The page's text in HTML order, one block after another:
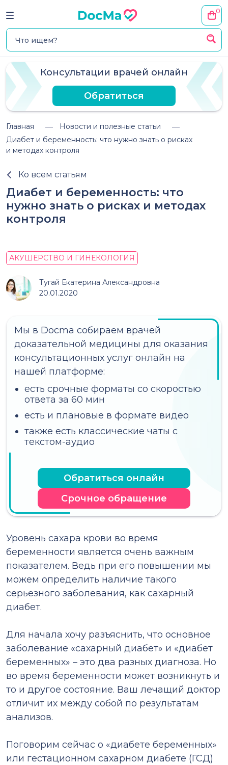
0
Консультации врачей онлайн
Обратиться
Главная
Новости и полезные статьи
Диабет и беременность: что нужно знать о рисках
и методах контроля
Ко всем статьям
Диабет и беременность: что
нужно знать о рисках и методах
контроля
АКУШЕРСТВО И ГИНЕКОЛОГИЯ
Тугай Екатерина Александровна
20.01.2020
Мы в Docma собираем врачей
доказательной медицины для оказания
консультационных услуг онлайн на
нашей платформе:
есть срочные форматы со скоростью
ответа за 60 мин
есть и плановые в формате видео
также есть классические чаты с
текстом-аудио
Обратиться онлайн
Срочное обращение
Уровень сахара крови во время
беременности является очень важным
показателем. Ведь при его повышении мы
можем определить наличие такого
серьезного заболевания, как сахарный
диабет.
Для начала хочу разъяснить, что основное
заболевание «сахарный диабет» и «диабет
беременных» – это два разных диагноза. Но
во время беременности может возникнуть и
то и другое состояние. Ваш лечащий доктор
отличит их между собой по результатам
анализов.
Поговорим сейчас о «диабете беременных»
или гестационном сахарном диабете (ГСД)